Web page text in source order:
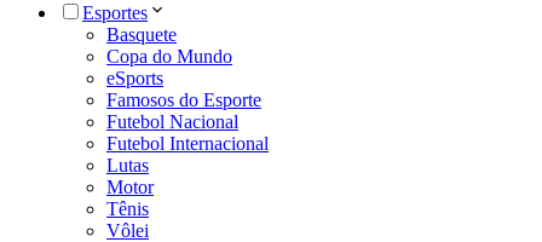
Esportes
Basquete
Copa do Mundo
eSports
Famosos do Esporte
Futebol Nacional
Futebol Internacional
Lutas
Motor
Tênis
Vôlei